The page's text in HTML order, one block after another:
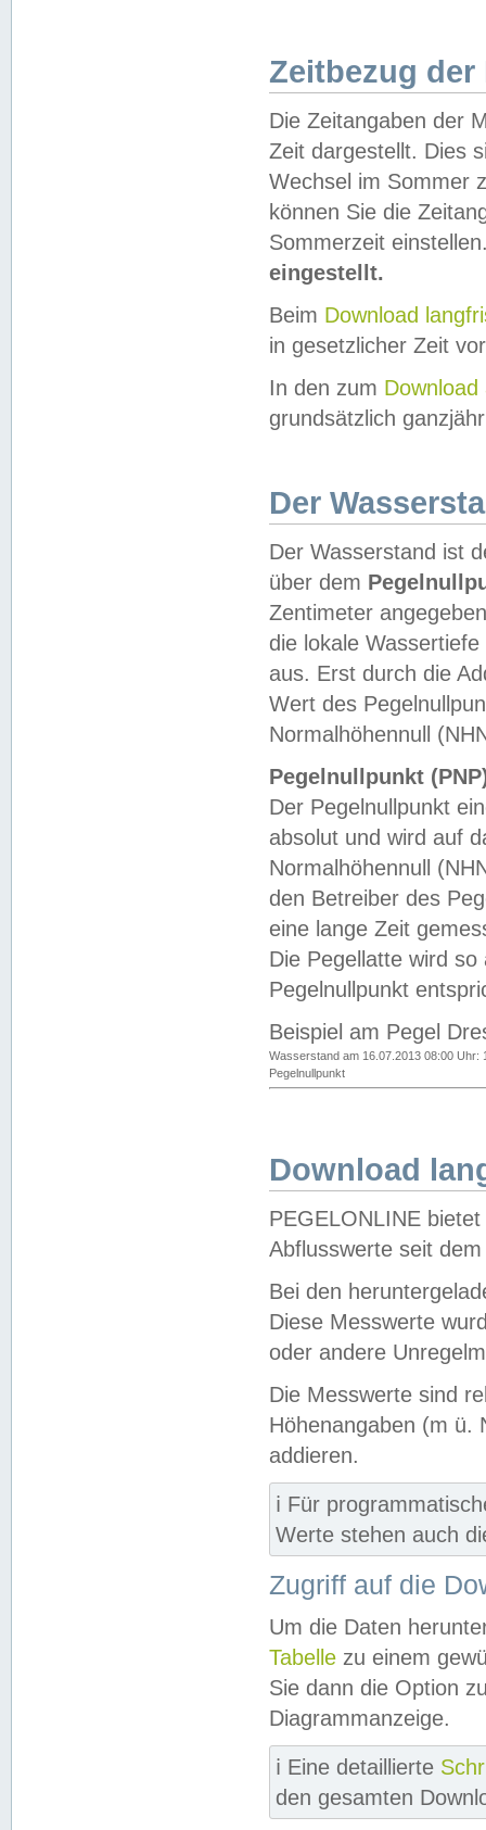
Zeitbezug der
Die Zeitangaben der
Zeit dargestellt. Dies
Wechsel im Sommer
können Sie die
Sommerzeit
eingestellt.
Beim Download
in gesetzlicher Zeit
In den zum Download
grundsätzlich
Der
Der Wasserstand ist
über dem
Zentimeter
die lokale
aus. Erst durch die
Wert des
Normalhöhennull
Pegelnullpunkt
Der Pegelnullpunkt
absolut und wird auf
Normalhöhennull
den Betreiber des
eine lange Zeit
Die Pegellatte wird
Pegelnullpunkt
Beispiel am Pegel
Wasserstand am 16.07.2013 08:00 Uhr:
Pegelnullpunkt
Download
PEGELONLINE
Abflusswerte seit
Bei den
Diese Messwerte
oder andere
Die Messwerte sind
Höhenangaben (m ü.
addieren.
ℹ️ Für
Werte stehen auch
Zugriff auf die
Um die Daten
Tabelle zu einem
Sie dann die Option
Diagrammanzeige.
ℹ️ Eine detaillierte
den gesamten